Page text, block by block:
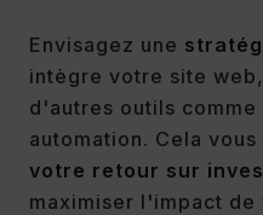
Envisagez une
intègre votre site
d'autres outils comme
automation. Cela
votre retour sur
maximiser l'impact